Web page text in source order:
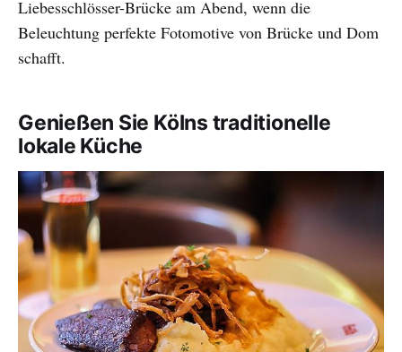
Liebesschlösser-Brücke am Abend, wenn die
Beleuchtung perfekte Fotomotive von Brücke und Dom
schafft.
Genießen Sie Kölns traditionelle
lokale Küche